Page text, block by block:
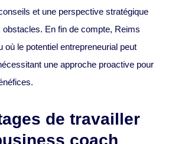
et une perspective stratégique
En fin de compte, Reims
où le potentiel entrepreneurial peut
une approche proactive pour
de travailler
coach